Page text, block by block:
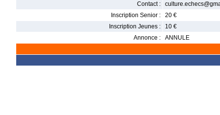
Contact :
Inscription Senior :
20 €
Inscription Jeunes :
10 €
Annonce :
ANNULE